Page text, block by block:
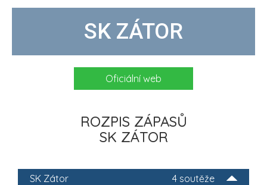
SK ZÁTOR
Oficiální web
ROZPIS ZÁPASŮ
SK ZÁTOR
4 soutěže
SK Zátor